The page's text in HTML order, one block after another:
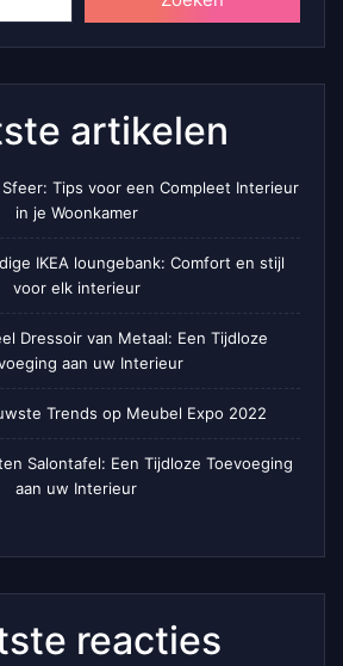
artikelen
Tips voor een Compleet Interieur
in je Woonkamer
IKEA loungebank: Comfort en stijl
voor elk interieur
Dressoir van Metaal: Een Tijdloze
aan uw Interieur
Trends op Meubel Expo 2022
Salontafel: Een Tijdloze Toevoeging
aan uw Interieur
reacties